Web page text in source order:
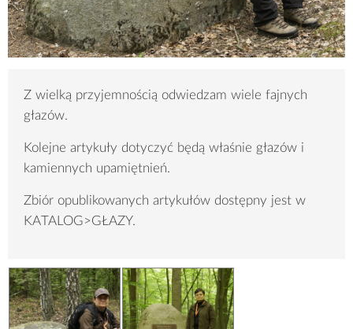
Z wielką przyjemnością odwiedzam wiele fajnych
głazów.
Kolejne artykuły dotyczyć będą właśnie głazów i
kamiennych upamiętnień.
Zbiór opublikowanych artykułów dostępny jest w
KATALOG>GŁAZY.